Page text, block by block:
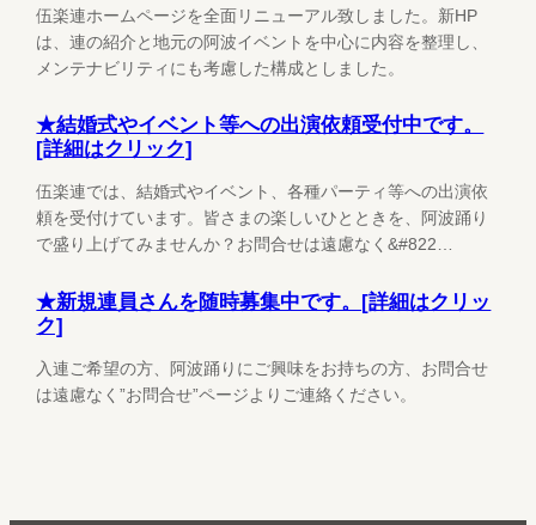
伍楽連ホームページを全面リニューアル致しました。新HP
は、連の紹介と地元の阿波イベントを中心に内容を整理し、
メンテナビリティにも考慮した構成としました。
★結婚式やイベント等への出演依頼受付中です。
[詳細はクリック]
伍楽連では、結婚式やイベント、各種パーティ等への出演依
頼を受付けています。皆さまの楽しいひとときを、阿波踊り
で盛り上げてみませんか？お問合せは遠慮なく&#822…
★新規連員さんを随時募集中です。[詳細はクリッ
ク]
入連ご希望の方、阿波踊りにご興味をお持ちの方、お問合せ
は遠慮なく”お問合せ”ページよりご連絡ください。